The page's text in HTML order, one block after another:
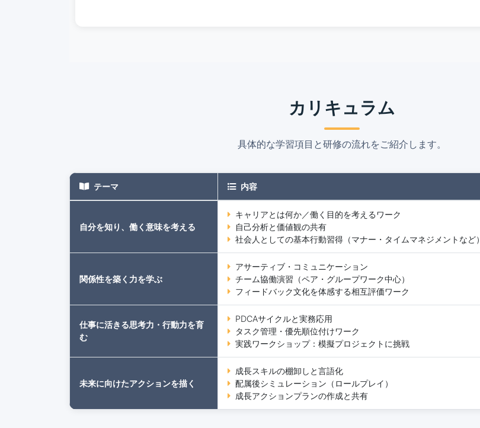
カリキュラム
具体的な学習項目と研修の流れをご紹介します。
テーマ 内容
自分を知り、働く意味を考える
キャリアとは何か／働く目的を考えるワーク
自己分析と価値観の共有
社会人としての基本行動習得（マナー・タイムマネジメントなど）
関係性を築く力を学ぶ
アサーティブ・コミュニケーション
チーム協働演習（ペア・グループワーク中心）
フィードバック文化を体感する相互評価ワーク
仕事に活きる思考力・行動力を育
む
PDCAサイクルと実務応用
タスク管理・優先順位付けワーク
実践ワークショップ：模擬プロジェクトに挑戦
未来に向けたアクションを描く
成長スキルの棚卸しと言語化
配属後シミュレーション（ロールプレイ）
成長アクションプランの作成と共有